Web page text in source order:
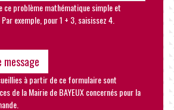
ce problème mathématique simple et
exemple, pour 1 + 3, saisissez 4.
à partir de ce formulaire sont
de la Mairie de BAYEUX concernés pour la